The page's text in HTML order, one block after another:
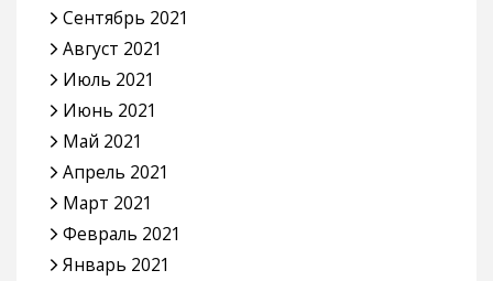
Сентябрь 2021
Август 2021
Июль 2021
Июнь 2021
Май 2021
Апрель 2021
Март 2021
Февраль 2021
Январь 2021